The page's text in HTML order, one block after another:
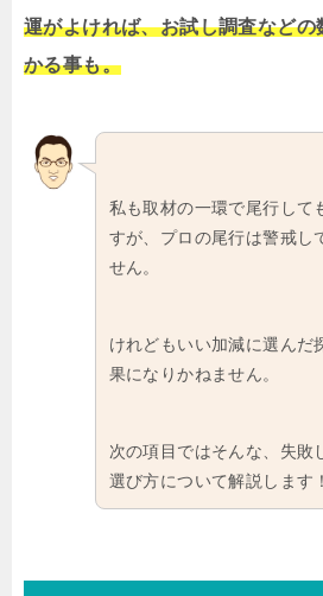
運がよければ、お試し調査など
かる事も。
私も取材の一環で尾行して
すが、プロの尾行は警戒し
せん。
けれどもいい加減に選んだ
果になりかねません。
次の項目ではそんな、失敗
選び方について解説します！